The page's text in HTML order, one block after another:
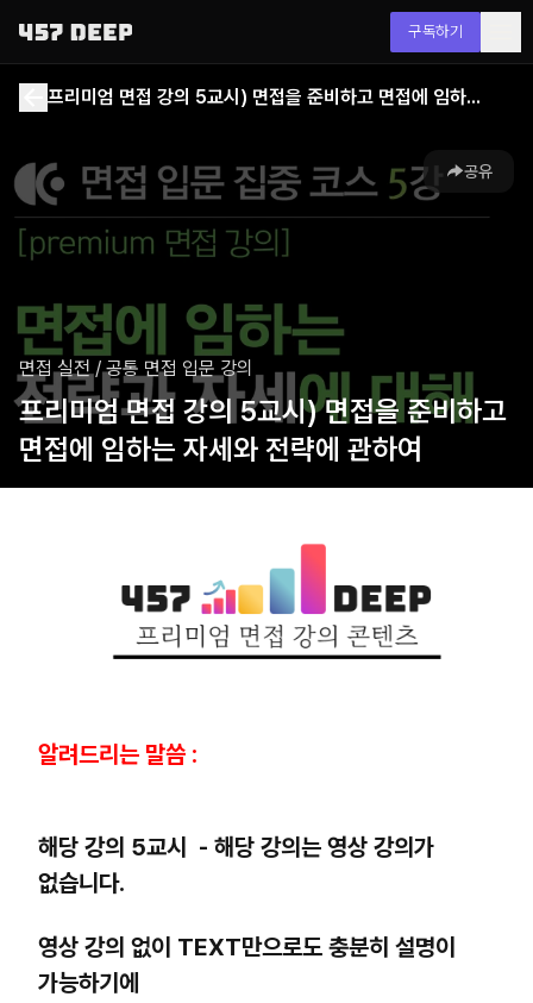
구독하기
프리미엄 면접 강의 5교시) 면접을 준비하고 면접에 임하는 자세와 전략에 관하여
공유
면접 실전/공통 면접 입문 강의
프리미엄 면접 강의 5교시) 면접을 준비하고
면접에 임하는 자세와 전략에 관하여
알려드리는 말씀 :
해당 강의 5교시 - 해당 강의는 영상 강의가
없습니다.
영상 강의 없이 TEXT만으로도 충분히 설명이
가능하기에